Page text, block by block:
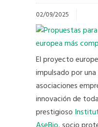
02/09/2025
El proyecto
impulsado por
asociaciones
innovación de
prestigioso